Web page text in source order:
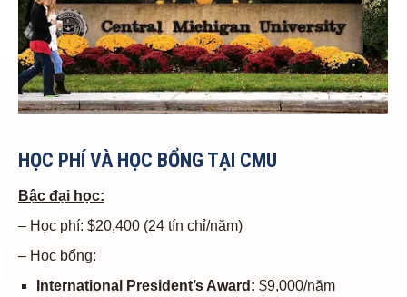
HỌC PHÍ VÀ HỌC BỔNG TẠI CMU
Bậc đại học:
– Học phí: $20,400 (24 tín chỉ/năm)
– Học bổng:
International President’s Award: $9,000/năm